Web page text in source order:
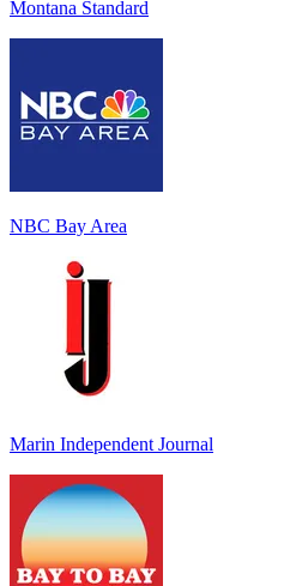
Montana Standard
NBC Bay Area
Marin Independent Journal